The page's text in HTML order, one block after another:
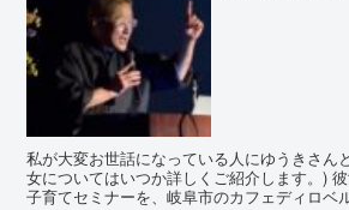
私が大変お世話になっている人にゆうきさん
女についてはいつか詳しくご紹介します。)
子育てセミナーを、岐阜市のカフェディロベ